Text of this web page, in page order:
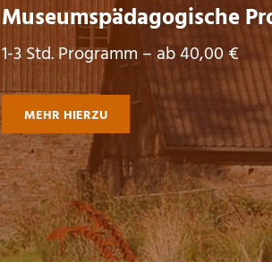
Museumspädagogische
1-3 Std. Programm – ab 40,00 €
MEHR HIERZU